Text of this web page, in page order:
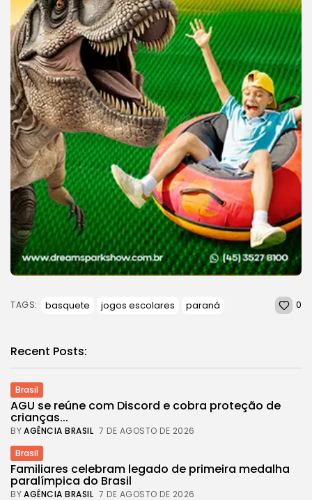
TAGS: basquete jogos escolares paraná 0
Recent Posts:
Brasil
AGU se reúne com Discord e cobra proteção de
crianças...
BYAGÊNCIA BRASIL 7 DE AGOSTO DE 2026
Brasil
Familiares celebram legado de primeira medalha
paralímpica do Brasil
BYAGÊNCIA BRASIL 7 DE AGOSTO DE 2026